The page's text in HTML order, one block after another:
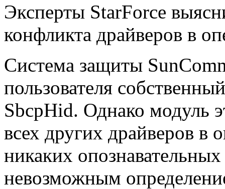
Эксперты StarForce
конфликта драйверов в
Система защиты
пользователя
SbcpHid. Однако модуль
всех других драйверов в
никаких опознавательных
невозможным